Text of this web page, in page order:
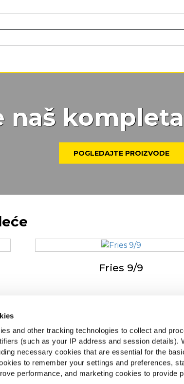
and other tracking technologies to collect and
(such as your IP address and session details).
necessary cookies that are essential for the
to remember your settings and preferences,
performance, and marketing cookies to provide
POGLEDAJTE PROIZVODE
Fries 9/9
by Our Roots
mesta
postavljana pitanja